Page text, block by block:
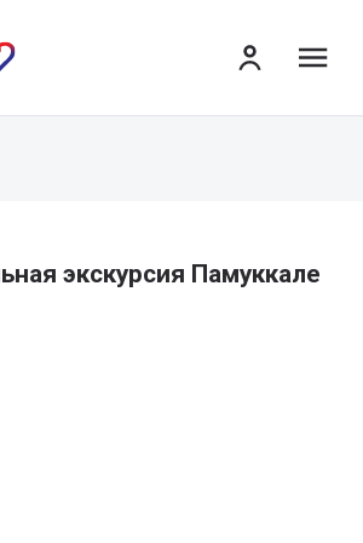
экскурсия Памуккале